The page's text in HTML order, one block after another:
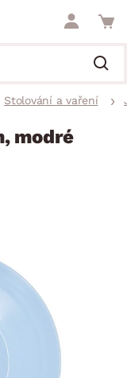
Stolování a vaření
modré